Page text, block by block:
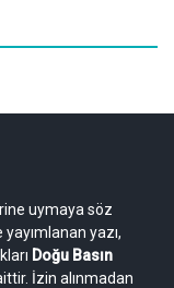
uymaya söz
yazı,
Doğu Basın
İzin alınmadan